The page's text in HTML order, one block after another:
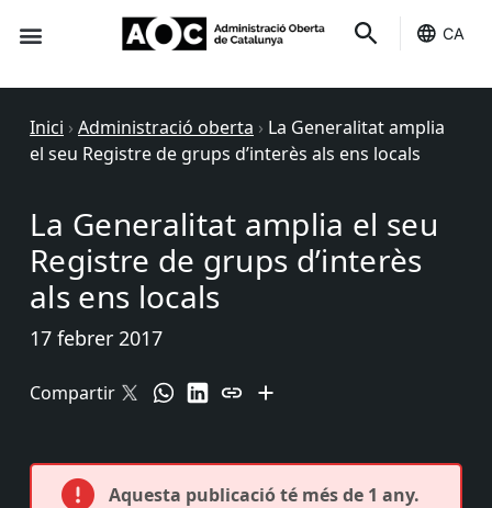
CA
Inici › Administració oberta › La Generalitat amplia
el seu Registre de grups d’interès als ens locals
La Generalitat amplia el seu
Registre de grups d’interès
als ens locals
17 febrer 2017
Compartir
Aquesta publicació té més de 1 any.